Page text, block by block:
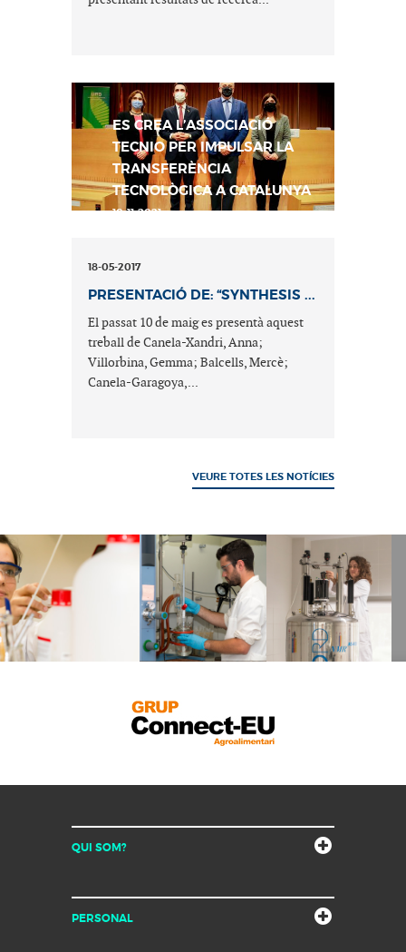
ES CREA L’ASSOCIACIÓ
TECNIO PER IMPULSAR LA
TRANSFERÈNCIA
TECNOLÒGICA A CATALUNYA
10-11-2021
18-05-2017
PRESENTACIÓ DE: “SYNTHESIS ...
El passat 10 de maig es presentà aquest
treball de Canela-Xandri, Anna;
Villorbina, Gemma; Balcells, Mercè;
Canela-Garagoya,...
VEURE TOTES LES NOTÍCIES
QUI SOM?
PERSONAL